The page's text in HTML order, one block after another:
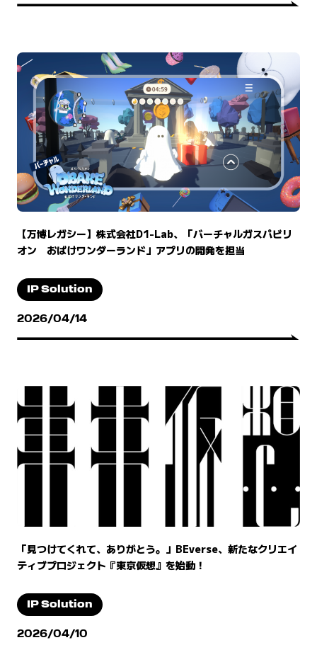
【万博レガシー】株式会社D1-Lab、「バーチャルガスパビリ
オン おばけワンダーランド」アプリの開発を担当
IP Solution
2026/04/14
「見つけてくれて、ありがとう。」BEverse、新たなクリエイ
ティブプロジェクト『東京仮想』を始動！
IP Solution
2026/04/10